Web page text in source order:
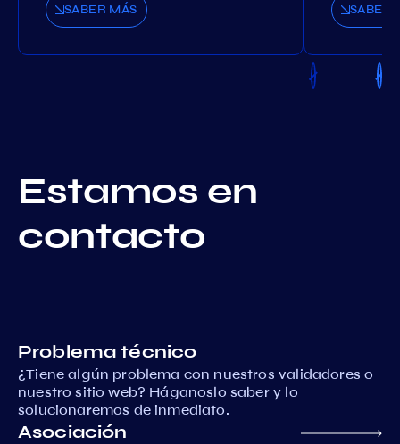
SABER MÁS SABER
Estamos en
contacto
Problema técnico
¿Tiene algún problema con nuestros validadores o
nuestro sitio web? Háganoslo saber y lo
solucionaremos de inmediato.
Asociación